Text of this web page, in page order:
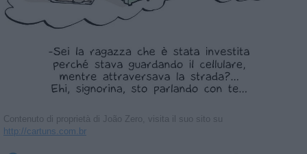
Contenuto di proprietà di João Zero, visita il suo sito su
http://cartuns.com.br